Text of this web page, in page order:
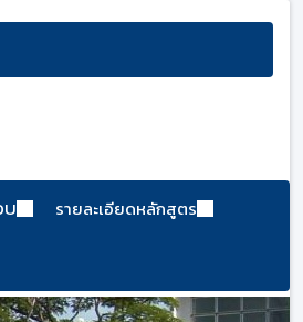
รายละเอียดหลักสูตร